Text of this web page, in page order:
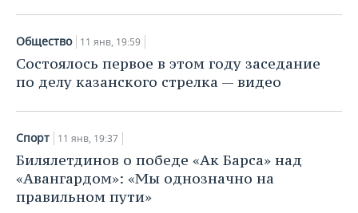
Общество 11 янв, 19:59
Состоялось первое в этом году заседание
по делу казанского стрелка — видео
Спорт 11 янв, 19:37
Билялетдинов о победе «Ак Барса» над
«Авангардом»: «Мы однозначно на
правильном пути»